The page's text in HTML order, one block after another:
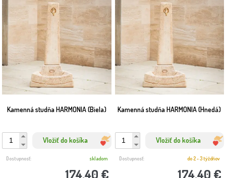
Kamenná studňa HARMONIA (Biela)
Vložiť do košíka
174.40 €
Dostupnosť: skladom
Kamenná studňa HARMONIA (Hnedá)
Vložiť do košíka
174.40 €
Dostupnosť: do 2 - 3 týždňov